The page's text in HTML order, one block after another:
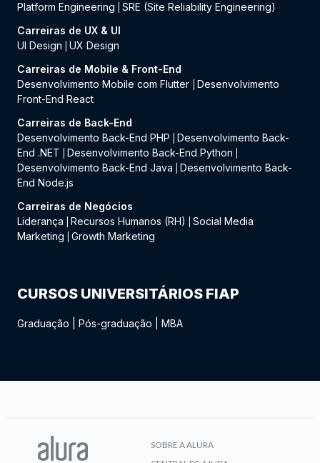
Platform Engineering
SRE (Site Reliability Engineering)
Carreiras de UX & UI
UI Design
UX Design
Carreiras de Mobile & Front-End
Desenvolvimento Mobile com Flutter
Desenvolvimento
Front-End React
Carreiras de Back-End
Desenvolvimento Back-End PHP
Desenvolvimento Back-
End .NET
Desenvolvimento Back-End Python
Desenvolvimento Back-End Java
Desenvolvimento Back-
End Node.js
Carreiras de Negócios
Liderança
Recursos Humanos (RH)
Social Media
Marketing
Growth Marketing
CURSOS UNIVERSITÁRIOS FIAP
Graduação Pós-graduação MBA
SOBRE A ALURA